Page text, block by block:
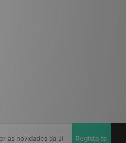
Regista-te